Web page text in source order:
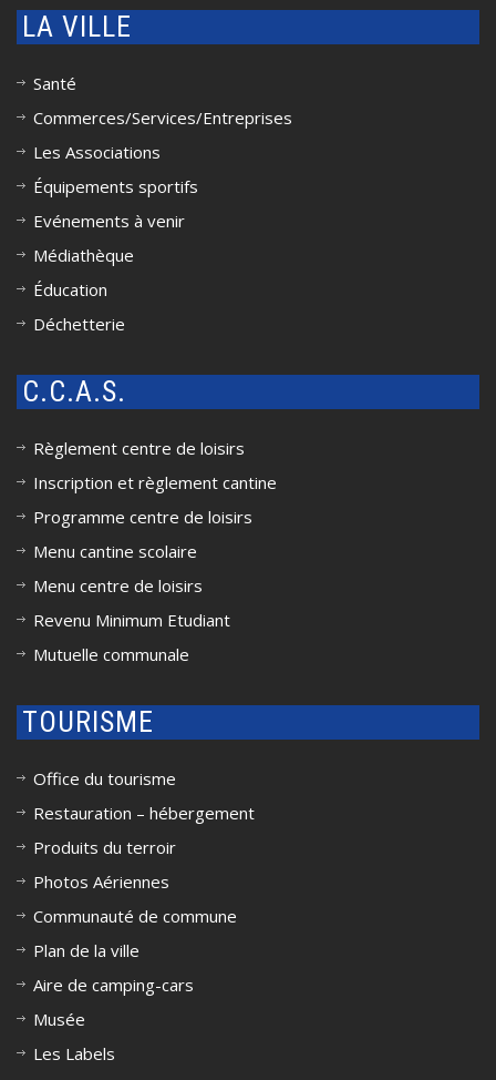
LA VILLE
Santé
Commerces/Services/Entreprises
Les Associations
Équipements sportifs
Evénements à venir
Médiathèque
Éducation
Déchetterie
C.C.A.S.
Règlement centre de loisirs
Inscription et règlement cantine
Programme centre de loisirs
Menu cantine scolaire
Menu centre de loisirs
Revenu Minimum Etudiant
Mutuelle communale
TOURISME
Office du tourisme
Restauration – hébergement
Produits du terroir
Photos Aériennes
Communauté de commune
Plan de la ville
Aire de camping-cars
Musée
Les Labels